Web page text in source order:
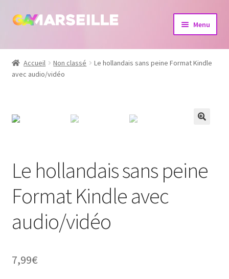
Aller
navigation
Aller
Menu
Boutique
Bijoux
Accueil Non classé
Le hollandais sans peine Format Kindle
avec audio/vidéo
Le hollandais sans peine
Format Kindle avec
audio/vidéo
7,99€